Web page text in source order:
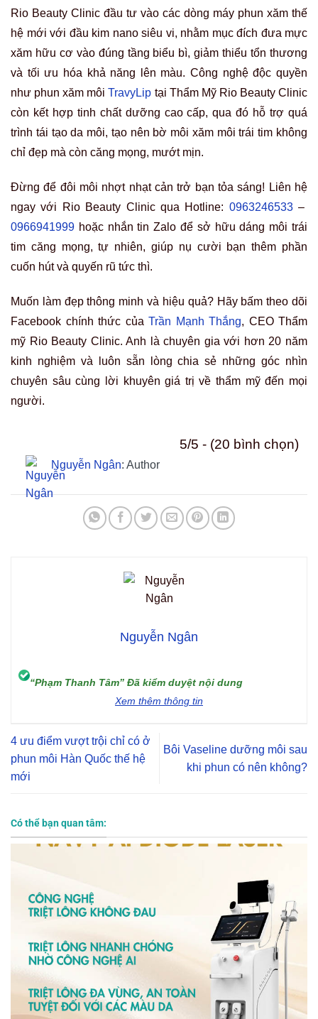
Rio Beauty Clinic đầu tư vào các dòng máy phun xăm thế
hệ mới với đầu kim nano siêu vi, nhằm mục đích đưa mực
xăm hữu cơ vào đúng tầng biểu bì, giảm thiểu tổn thương
và tối ưu hóa khả năng lên màu. Công nghệ độc quyền
như phun xăm môiTravyLip tại Thẩm Mỹ Rio Beauty Clinic
còn kết hợp tinh chất dưỡng cao cấp, qua đó hỗ trợ quá
trình tái tạo da môi, tạo nên bờ môi xăm môi trái tim không
chỉ đẹp mà còn căng mọng, mướt mịn.
Đừng để đôi môi nhợt nhạt cản trở bạn tỏa sáng! Liên hệ
ngay với Rio Beauty Clinic qua Hotline: 0963246533–
0966941999 hoặc nhắn tin Zalo để sở hữu dáng môi trái
tim căng mọng, tự nhiên, giúp nụ cười bạn thêm phần
cuốn hút và quyến rũ tức thì.
Muốn làm đẹp thông minh và hiệu quả? Hãy bấm theo dõi
Facebook chính thức của Trần Mạnh Thắng, CEO Thẩm
mỹ Rio Beauty Clinic. Anh là chuyên gia với hơn 20 năm
kinh nghiệm và luôn sẵn lòng chia sẻ những góc nhìn
chuyên sâu cùng lời khuyên giá trị về thẩm mỹ đến mọi
người.
5/5 - (20 bình chọn)
Nguyễn Ngân: Author
Nguyễn Ngân
“Phạm Thanh Tâm” Đã kiểm duyệt nội dung
Xem thêm thông tin
4 ưu điểm vượt trội chỉ có ở
phun môi Hàn Quốc thế hệ
mới
Bôi Vaseline dưỡng môi sau
khi phun có nên không?
Có thể bạn quan tâm: